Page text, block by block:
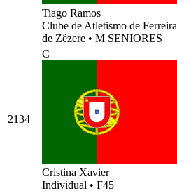
Tiago Ramos
Clube de Atletismo de Ferreira
de Zêzere • M SENIORES
2134
C
Cristina Xavier
Individual • F45